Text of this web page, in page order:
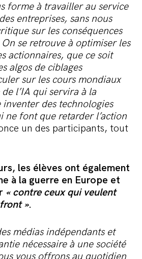
forme à travailler au service
entreprises, sans nous
sur les conséquences
se retrouve à optimiser les
actionnaires, que ce soit
algos de ciblages
sur les cours mondiaux
l’IA qui servira à la
des technologies
ne font que retarder l’action
un des participants, tout
les élèves ont également
à la guerre en Europe et
« contre ceux qui veulent
».
médias indépendants et
nécessaire à une société